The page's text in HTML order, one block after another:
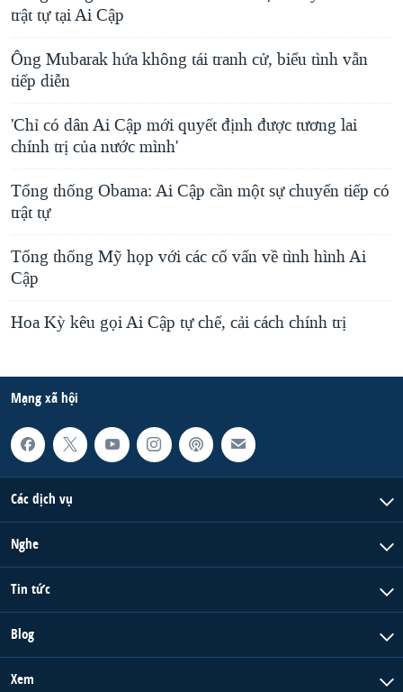
trật tự tại Ai Cập
Ông Mubarak hứa không tái tranh cử, biểu tình vẫn
tiếp diễn
'Chỉ có dân Ai Cập mới quyết định được tương lai
chính trị của nước mình'
Tổng thống Obama: Ai Cập cần một sự chuyển tiếp có
trật tự
Tổng thống Mỹ họp với các cố vấn về tình hình Ai
Cập
Hoa Kỳ kêu gọi Ai Cập tự chế, cải cách chính trị
Mạng xã hội
Các dịch vụ
Nghe
Tin tức
Blog
Xem